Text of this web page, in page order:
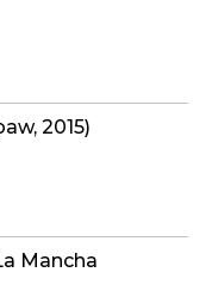
2015)
Mancha